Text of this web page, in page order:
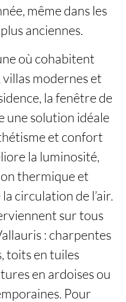
même dans les
anciennes.
où cohabitent
villas modernes et
la fenêtre de
une solution idéale
et confort
la luminosité,
thermique et
circulation de l’air.
sur tous
: charpentes
toits en tuiles
en ardoises ou
Pour